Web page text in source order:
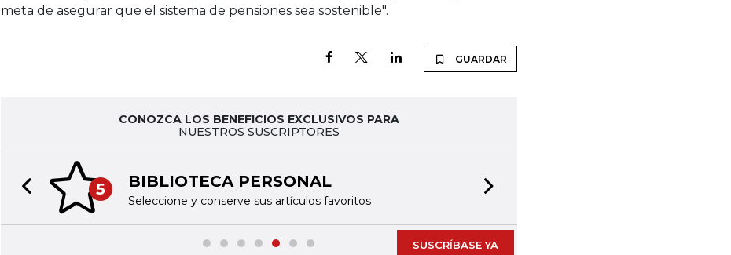
meta de asegurar que el sistema de pensiones sea sostenible".
GUARDAR
CONOZCA LOS BENEFICIOS EXCLUSIVOS PARA
NUESTROS SUSCRIPTORES
5 BIBLIOTECA PERSONAL
Seleccione y conserve sus artículos favoritos
Previous slide
SUSCRÍBASE YA